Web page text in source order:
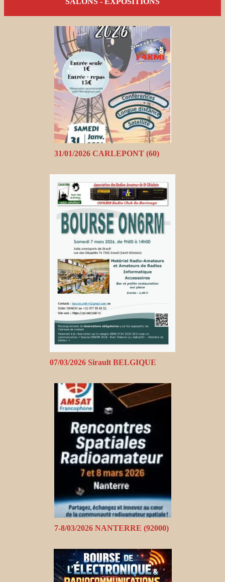
31/01/2026 CARLEPONT (60)
07/03/2026 Sirault BELGIQUE
7-8/03/2026 NANTERRE (92000)